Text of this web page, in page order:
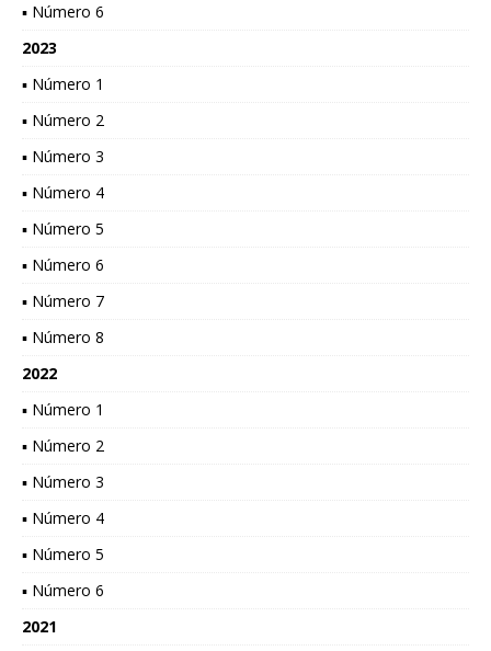
▪ Número 6
2023
▪ Número 1
▪ Número 2
▪ Número 3
▪ Número 4
▪ Número 5
▪ Número 6
▪ Número 7
▪ Número 8
2022
▪ Número 1
▪ Número 2
▪ Número 3
▪ Número 4
▪ Número 5
▪ Número 6
2021